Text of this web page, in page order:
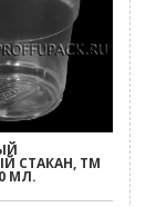
СТАКАН, ТМ
МЛ.